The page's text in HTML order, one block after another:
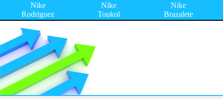
Nike
Rodriguez
Nike
Toukol
Nike
Brazalete